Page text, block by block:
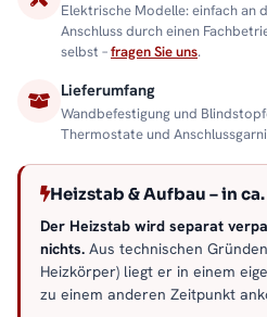
Elektrische Modelle: einfach an
Anschluss durch einen
selbst –fragen Sie uns.
Lieferumfang
Wandbefestigung und
Thermostate und
Heizstab & Aufbau – in
Der Heizstab wird separat
nichts. Aus technischen
Heizkörper) liegt er in einem
zu einem anderen Zeitpunkt